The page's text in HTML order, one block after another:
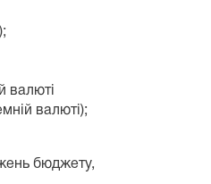
валюті
валюті);
бюджету,